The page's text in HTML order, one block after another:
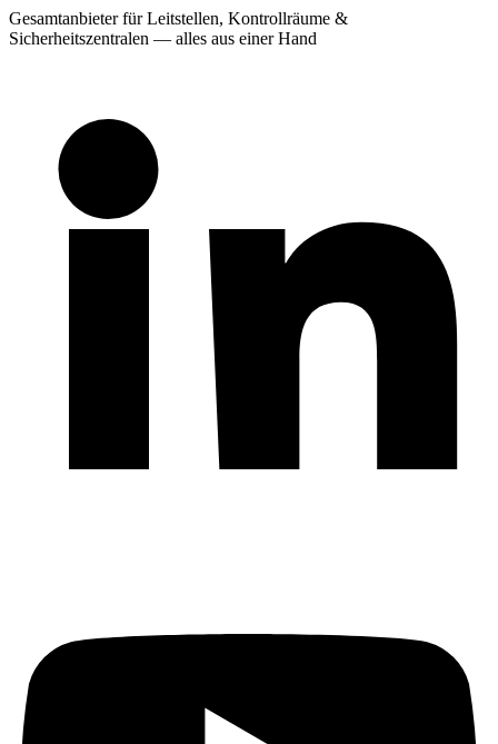
Gesamtanbieter für Leitstellen, Kontrollräume &
Sicherheitszentralen — alles aus einer Hand